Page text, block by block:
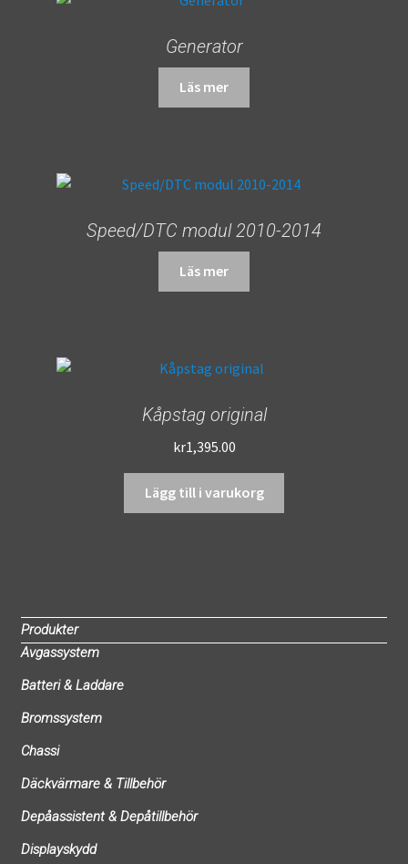
Generator
Läs mer
Speed/DTC modul 2010-2014
Läs mer
Kåpstag original
kr1,395.00
Lägg till i varukorg
Produkter
Avgassystem
Batteri & Laddare
Bromssystem
Chassi
Däckvärmare & Tillbehör
Depåassistent & Depåtillbehör
Displayskydd